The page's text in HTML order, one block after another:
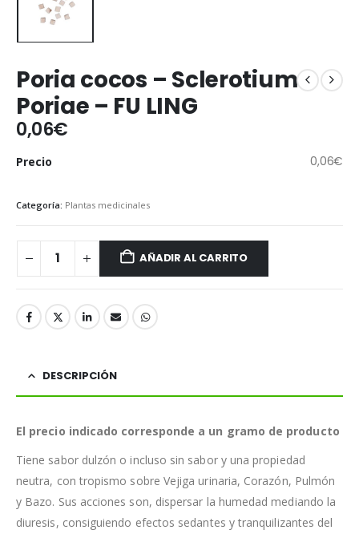
Poria cocos – Sclerotium
Poriae – FU LING
0,06€
Precio 0,06€
Categoría: Plantas medicinales
AÑADIR AL CARRITO
DESCRIPCIÓN
El precio indicado corresponde a un gramo de producto
Tiene sabor dulzón o incluso sin sabor y una propiedad
neutra, con tropismo sobre Vejiga urinaria, Corazón, Pulmón
y Bazo. Sus acciones son, dispersar la humedad mediando la
diuresis, consiguiendo efectos sedantes y tranquilizantes del